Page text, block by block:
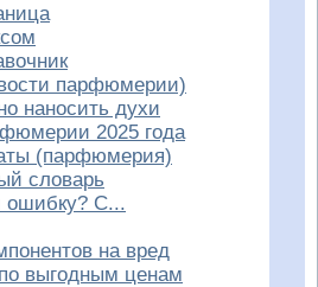
парфюмерии)
наносить духи
2025 года
(парфюмерия)
словарь
ошибку? С...
на вред
выгодным ценам